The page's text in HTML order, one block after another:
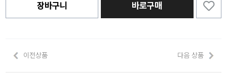
장바구니 바로구매
이전상품 다음 상품